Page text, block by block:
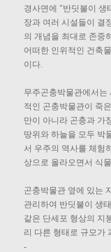
경사면에 "반딧불이 생
장과 여러 시설들이 결
의 개념을 최대로 존중
어떠한 인위적인 건축
이다.
무주곤충박물관에서는
적인 곤충박물관이 죽
만이 아니라 곤충과 가
땅위와 하늘을 모두 박
서 우주의 역사를 체험
상으로 올라오면서 식
곤충박물관 옆에 있는
관리하여 반딧불이 생
같은 단세포 형상의 지
리 다른 형태로 규모가
-